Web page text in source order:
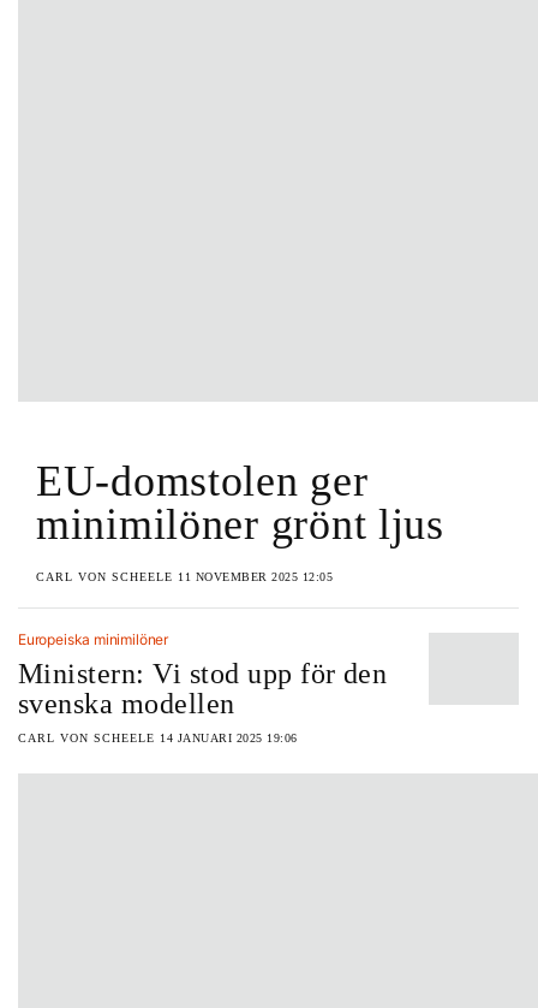
EU-domstolen ger
minimilöner grönt ljus
CARL VON SCHEELE 11 NOVEMBER 2025 12:05
Europeiska minimilöner
Ministern: Vi stod upp för den
svenska modellen
CARL VON SCHEELE 14 JANUARI 2025 19:06